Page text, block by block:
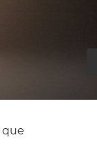
que